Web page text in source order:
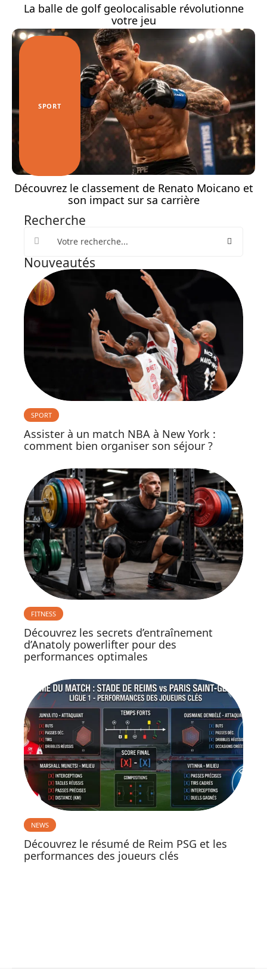
La balle de golf geolocalisable révolutionne
votre jeu
SPORT
Découvrez le classement de Renato Moicano et
son impact sur sa carrière
Recherche
Nouveautés
SPORT
Assister à un match NBA à New York :
comment bien organiser son séjour ?
FITNESS
Découvrez les secrets d’entraînement
d’Anatoly powerlifter pour des
performances optimales
NEWS
Découvrez le résumé de Reim PSG et les
performances des joueurs clés